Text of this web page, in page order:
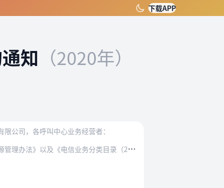
下载APP
知 （2020年）
公司，各呼叫中心业务经营者：
为
加强骚扰电话治理，保护用户合法权益，依据《电信条例》、《电信业务经营许可管理办法》、《电信网码号资源管理办法》以及《电信业务分类目录（2015年版）》等相关规…